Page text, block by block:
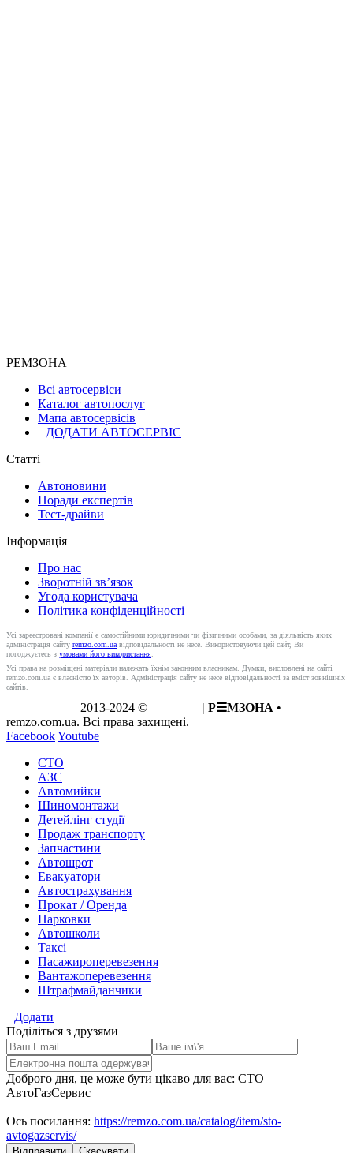
РЕМЗОНА
Всі автосервіси
Каталог автопослуг
Мапа автосервісів
ДОДАТИ АВТОСЕРВІС
Статті
Автоновини
Поради експертів
Тест-драйви
Інформація
Про нас
Зворотній зв’язок
Угода користувача
Політика конфіденційності
Усі зареєстровані компанії є самостійними юридичними чи фізичними особами, за діяльність яких
адміністрація сайту remzo.com.ua відповідальності не несе. Використовуючи цей сайт, Ви
погоджуєтесь з умовами його використання
Усі права на розміщені матеріали належать їхнім законним власникам. Думки, висловлені на сайті
remzo.com.ua є власністю їх авторів. Адміністрація сайту не несе відповідальності за вміст зовнішніх
сайтів.
2013-2024 © | Р☰МЗОНА •
remzo.com.ua. Всі права захищені.
FacebookYoutube
СТО
АЗС
Автомийки
Шиномонтажи
Детейлінг студії
Продаж транспорту
Запчастини
Автошрот
Евакуатори
Автострахування
Прокат / Оренда
Парковки
Автошколи
Таксі
Пасажироперевезення
Вантажоперевезення
Штрафмайданчики
Додати
Поділіться з друзями
Доброго дня, це може бути цікаво для вас: СТО
АвтоГазСервис
Ось посилання: https://remzo.com.ua/catalog/item/sto-
avtogazservis/